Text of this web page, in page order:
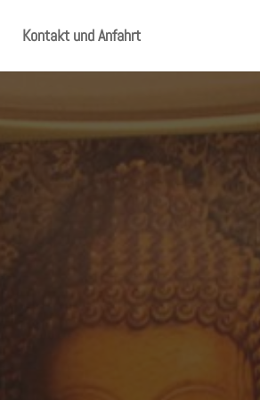
Kontakt und Anfahrt